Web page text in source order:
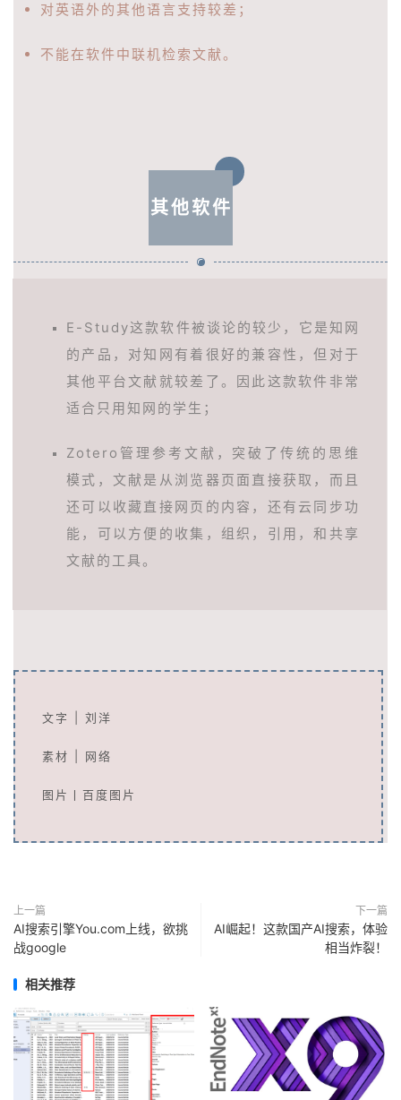
对英语外的其他语言支持较差；
不能在软件中联机检索文献。
其他软件
E-Study这款软件被谈论的较少，它是知网
的产品，对知网有着很好的兼容性，但对于
其他平台文献就较差了。因此这款软件非常
适合只用知网的学生；
Zotero管理参考文献，突破了传统的思维
模式，文献是从浏览器页面直接获取，而且
还可以收藏直接网页的内容，还有云同步功
能，可以方便的收集，组织，引用，和共享
文献的工具。
文字 | 刘洋
素材 | 网络
图片丨百度图片
上一篇
AI搜索引擎You.com上线，欲挑
战google
下一篇
AI崛起！这款国产AI搜索，体验
相当炸裂！
相关推荐